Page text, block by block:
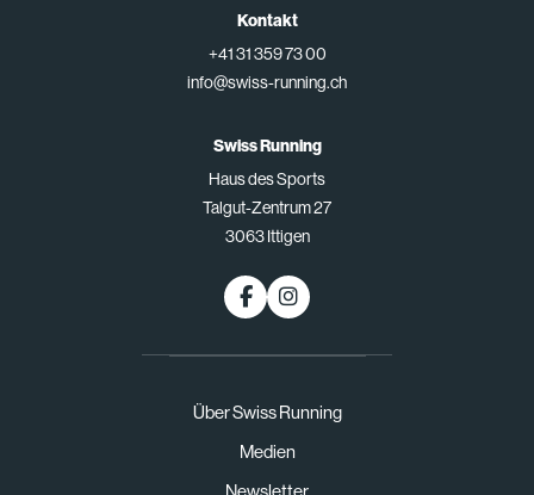
Über Swiss Running
Medien
Newsletter
Kontakt
+41 31 359 73 00
info@swiss-running.ch
Swiss Running
Haus des Sports
Talgut-Zentrum 27
3063 Ittigen